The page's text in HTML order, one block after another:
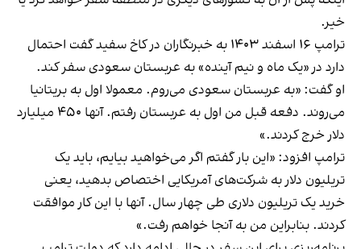
خیر.
ترامپ ۱۶ اسفند ۱۴۰۳ به خبرنگاران در کاخ سفید گفت احتمال
دارد در «یک ماه و نیم آینده» به عربستان سعودی سفر کند.
او گفت: «به عربستان سعودی می‌روم. معمولا اول به بریتانیا
می‌روند. دفعه قبل من اول به عربستان رفتم. آنها ۴۵۰ میلیارد
دلار خرج کردند.»
ترامپ افزود: «این بار گفتم اگر می‌خواهید بیایم، باید یک
تریلیون دلار به شرکت‌های آمریکایی اختصاص بدهید، یعنی
خرید یک تریلیون دلاری طی چهار سال. آنها با این کار موافقت
کردند. بنابراین من به آنجا خواهم رفت.»